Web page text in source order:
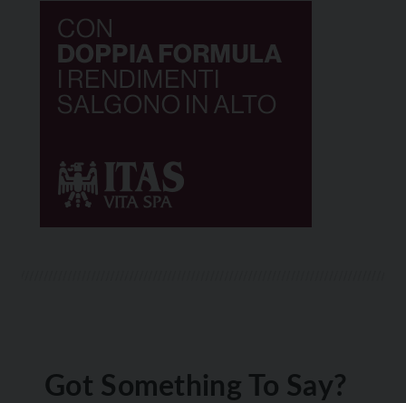
Got Something To Say?